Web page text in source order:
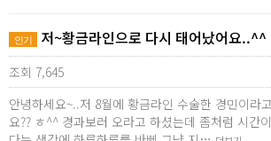
인기 저~황금라인으로 다시 태어났어요..^^
조회 7,645
안녕하세요~..저 8월에 황금라인 수술한 경민이라
요?? ㅎ^^ 경과보러 오라고 하셨는데 좀처럼 시간